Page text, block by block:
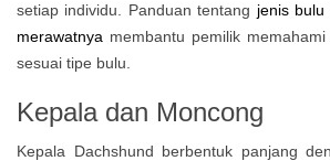
setiap individu. Panduan tentang jenis bulu
merawatnya membantu pemilik
sesuai tipe bulu.
Kepala dan Moncong
Kepala Dachshund berbentuk panjang